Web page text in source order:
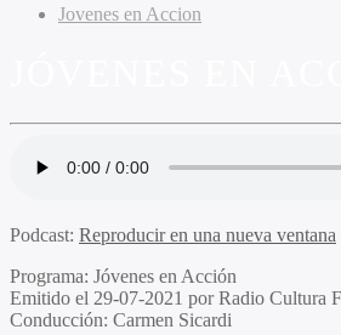
Jovenes en Accion
Podcast: Reproducir en una nueva ventana
Programa: Jóvenes en Acción
Emitido el 29-07-2021 por Radio Cultura
Conducción: Carmen Sicardi